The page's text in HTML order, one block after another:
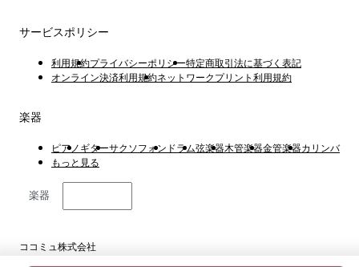
サービスポリシー
利用規約プライバシーポリシー特定商取引法に基づく表記
オンライン決済利用規約ネットワークプリント利用規約
楽器
ピアノ ギターサクソフォン ドラム弦楽器木管楽器金管楽器カリンバ
もっと見る
楽器
ココミュ株式会社